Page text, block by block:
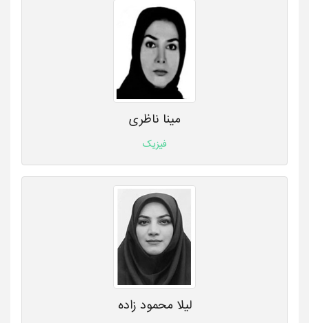
مینا ناظری
فیزیک
لیلا محمود زاده